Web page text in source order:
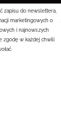
zapisu do newslettera,
marketingowych o
i najnowszych
zgodę w każdej chwili